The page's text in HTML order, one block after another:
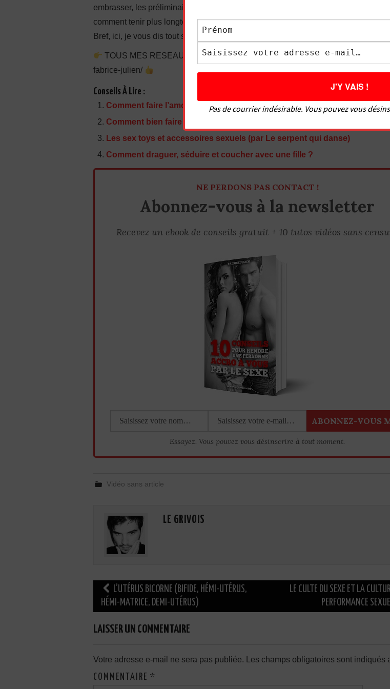
embrasser, les préliminaires, comment doigter une fille, comment faire un
comment tenir plus longtemps, comment faire une fellation, les meilleures
Bref, ici, je vous dis tout sur comment bien faire l’amour !
TOUS MES RESEAUX SOCIAUX : https://fabricejulien.com/reseaux-sociaux-
fabrice-julien/
Conseils À Lire :
Comment faire l’amour à une femme et la rendre folle ?
Comment bien faire l’amour à sa copine la première fois
Les sex toys et accessoires sexuels (par Le serpent qui danse)
Comment draguer, séduire et coucher avec une fille ?
NE PERDONS PAS CONTACT !
Abonnez-vous à la newsletter
Recevez un ebook de conseils gratuit + 10 tutos vidéos sans
Essayez. Vous pouvez vous désinscrire à tout moment.
Vidéo sans article
LE GRIVOIS
Navigation
des
L’UTÉRUS BICORNE (BIFIDE, HÉMI-UTÉRUS,
HÉMI-MATRICE, DEMI-UTÉRUS)
LE CULTE DU SEXE ET LA
PERFORMANCE
LAISSER UN COMMENTAIRE
Votre adresse e-mail ne sera pas publiée. Les champs obligatoires sont indiqués
COMMENTAIRE *
Pas de courrier indésirable. Vous pouvez vous